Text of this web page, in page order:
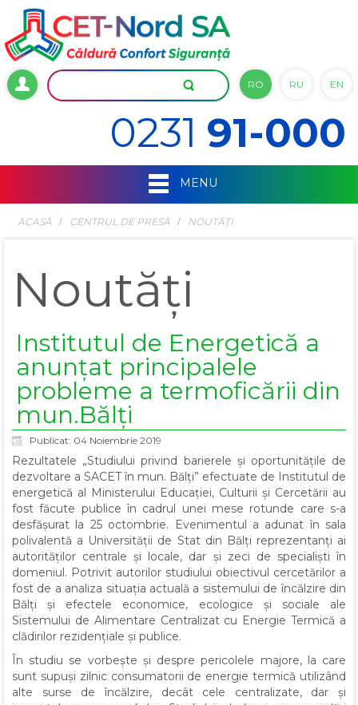
RO RU EN
0231 91-000
MENU
ACASĂ СENTRUL DE PRESĂ NOUTĂȚI
Noutăți
Institutul de Energetică a
anunțat principalele
probleme a termoficării din
mun.Bălți
Publicat: 04 Noiembrie 2019
Rezultatele „Studiului privind barierele și oportunitățile de
dezvoltare a SACET în mun. Bălți” efectuate de Institutul de
energetică al Ministerului Educaţiei, Culturii şi Cercetării au
fost făcute publice în cadrul unei mese rotunde care s-a
desfășurat la 25 octombrie. Evenimentul a adunat în sala
polivalentă a Universității de Stat din Bălți reprezentanți ai
autorităților centrale și locale, dar și zeci de specialiști în
domeniul. Potrivit autorilor studiului obiectivul cercetărilor a
fost de a analiza situația actuală a sistemului de încălzire din
Bălți și efectele economice, ecologice și sociale ale
Sistemului de Alimentare Centralizat cu Energie Termică a
clădirilor rezidențiale și publice.
În studiu se vorbește și despre pericolele majore, la care
sunt supuși zilnic consumatorii de energie termică utilizând
alte surse de încălzire, decât cele centralizate, dar și